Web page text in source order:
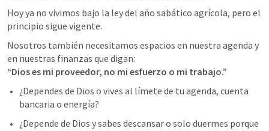
Hoy ya no vivimos bajo la ley del año sabático agrícola, pero el
principio sigue vigente.
Nosotros también necesitamos espacios en nuestra agenda y
“Dios es mi proveedor, no mi esfuerzo o mi trabajo.”
¿Dependes de Dios o vives al límete de tu agenda, cuenta
bancaria o energía?
¿Depende de Dios y sabes descansar o solo duermes porque